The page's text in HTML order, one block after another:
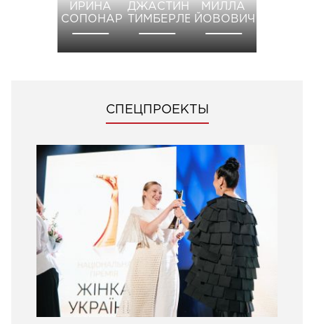
ИРИНА
СОПОНАРУ
ДЖАСТИН
ТИМБЕРЛЕЙК
МИЛЛА
ЙОВОВИЧ
СПЕЦПРОЕКТЫ